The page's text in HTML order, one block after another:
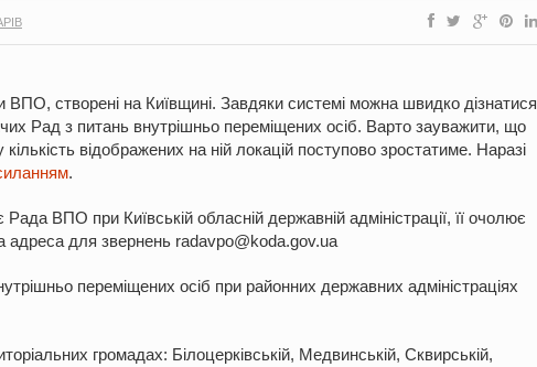
ВПО, створені на Київщині. Завдяки системі можна швидко дізнатися
Рад з питань внутрішньо переміщених осіб. Варто зауважити, що
відображених на ній локацій поступово зростатиме. Наразі
.
ВПО при Київській обласній державній адміністрації, її очолює
для звернень radavpo@koda.gov.ua
переміщених осіб при районних державних адміністраціях
громадах: Білоцерківській, Медвинській, Сквирській,